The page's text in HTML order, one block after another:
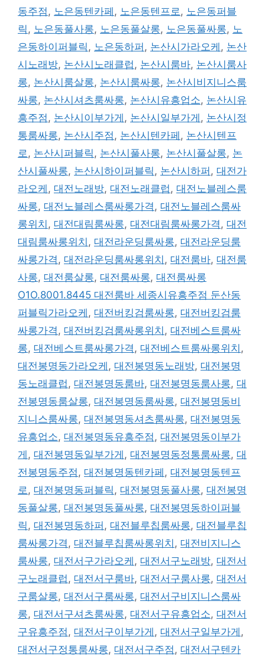
동주점 , 노은동텐카페 , 노은동텐프로 , 노은동퍼블
릭 , 노은동풀사롱, 노은동풀살롱, 노은동풀싸롱, 노
은동하이퍼블릭 , 노은동하퍼 , 논산시가라오케 , 논산
시노래방, 논산시노래클럽 , 논산시룸바, 논산시룸사
롱, 논산시룸살롱, 논산시룸싸롱, 논산시비지니스룸
싸롱, 논산시셔츠룸싸롱, 논산시유흥업소, 논산시유
흥주점 , 논산시이부가게 , 논산시일부가게 , 논산시정
통룸싸롱, 논산시주점 , 논산시텐카페 , 논산시텐프
로 , 논산시퍼블릭 , 논산시풀사롱, 논산시풀살롱, 논
산시풀싸롱, 논산시하이퍼블릭 , 논산시하퍼 , 대전가
라오케 , 대전노래방, 대전노래클럽 , 대전노블레스룸
싸롱, 대전노블레스룸싸롱가격 , 대전노블레스룸싸
롱위치 , 대전대림룸싸롱, 대전대림룸싸롱가격 , 대전
대림룸싸롱위치 , 대전라운딩룸싸롱, 대전라운딩룸
싸롱가격 , 대전라운딩룸싸롱위치 , 대전룸바, 대전룸
사롱, 대전룸살롱, 대전룸싸롱, 대전룸싸롱
O1O.8001.8445 대전룸바 세종시유흥주점 둔산동
퍼블릭가라오케 , 대전버킹검룸싸롱, 대전버킹검룸
싸롱가격 , 대전버킹검룸싸롱위치 , 대전베스트룸싸
롱, 대전베스트룸싸롱가격 , 대전베스트룸싸롱위치 ,
대전봉명동가라오케 , 대전봉명동노래방, 대전봉명
동노래클럽 , 대전봉명동룸바, 대전봉명동룸사롱, 대
전봉명동룸살롱, 대전봉명동룸싸롱, 대전봉명동비
지니스룸싸롱, 대전봉명동셔츠룸싸롱, 대전봉명동
유흥업소, 대전봉명동유흥주점 , 대전봉명동이부가
게 , 대전봉명동일부가게 , 대전봉명동정통룸싸롱, 대
전봉명동주점 , 대전봉명동텐카페 , 대전봉명동텐프
로 , 대전봉명동퍼블릭 , 대전봉명동풀사롱, 대전봉명
동풀살롱, 대전봉명동풀싸롱, 대전봉명동하이퍼블
릭 , 대전봉명동하퍼 , 대전블루칩룸싸롱, 대전블루칩
룸싸롱가격 , 대전블루칩룸싸롱위치 , 대전비지니스
룸싸롱, 대전서구가라오케 , 대전서구노래방, 대전서
구노래클럽 , 대전서구룸바, 대전서구룸사롱, 대전서
구룸살롱, 대전서구룸싸롱, 대전서구비지니스룸싸
롱, 대전서구셔츠룸싸롱, 대전서구유흥업소, 대전서
구유흥주점 , 대전서구이부가게 , 대전서구일부가게 ,
대전서구정통룸싸롱, 대전서구주점 , 대전서구텐카